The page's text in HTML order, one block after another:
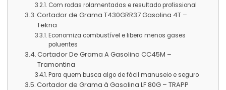
Com rodas rolamentadas e resultado profissional
Cortador de Grama T430GRR37 Gasolina 4T –
Tekna
Economiza combustível e libera menos gases
poluentes
Cortador De Grama A Gasolina CC45M –
Tramontina
Para quem busca algo de fácil manuseio e seguro
Cortador de Grama à Gasolina LF 80G – TRAPP